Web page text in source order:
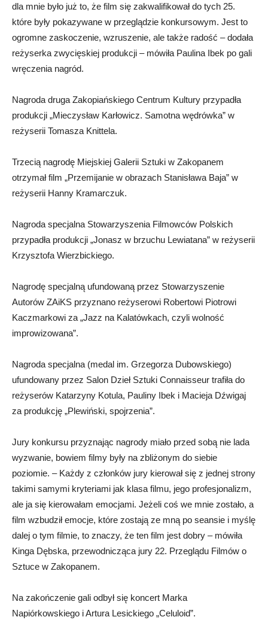
dla mnie było już to, że film się zakwalifikował do tych 25.
które były pokazywane w przeglądzie konkursowym. Jest to
ogromne zaskoczenie, wzruszenie, ale także radość – dodała
reżyserka zwycięskiej produkcji – mówiła Paulina Ibek po gali
wręczenia nagród.
Nagroda druga Zakopiańskiego Centrum Kultury przypadła
produkcji „Mieczysław Karłowicz. Samotna wędrówka” w
reżyserii Tomasza Knittela.
Trzecią nagrodę Miejskiej Galerii Sztuki w Zakopanem
otrzymał film „Przemijanie w obrazach Stanisława Baja” w
reżyserii Hanny Kramarczuk.
Nagroda specjalna Stowarzyszenia Filmowców Polskich
przypadła produkcji „Jonasz w brzuchu Lewiatana” w reżyserii
Krzysztofa Wierzbickiego.
Nagrodę specjalną ufundowaną przez Stowarzyszenie
Autorów ZAiKS przyznano reżyserowi Robertowi Piotrowi
Kaczmarkowi za „Jazz na Kalatówkach, czyli wolność
improwizowana”.
Nagroda specjalna (medal im. Grzegorza Dubowskiego)
ufundowany przez Salon Dzieł Sztuki Connaisseur trafiła do
reżyserów Katarzyny Kotula, Pauliny Ibek i Macieja Dźwigaj
za produkcję „Plewiński, spojrzenia”.
Jury konkursu przyznając nagrody miało przed sobą nie lada
wyzwanie, bowiem filmy były na zbliżonym do siebie
poziomie. – Każdy z członków jury kierował się z jednej strony
takimi samymi kryteriami jak klasa filmu, jego profesjonalizm,
ale ja się kierowałam emocjami. Jeżeli coś we mnie zostało, a
film wzbudził emocje, które zostają ze mną po seansie i myślę
dalej o tym filmie, to znaczy, że ten film jest dobry – mówiła
Kinga Dębska, przewodnicząca jury 22. Przeglądu Filmów o
Sztuce w Zakopanem.
Na zakończenie gali odbył się koncert Marka
Napiórkowskiego i Artura Lesickiego „Celuloid”.